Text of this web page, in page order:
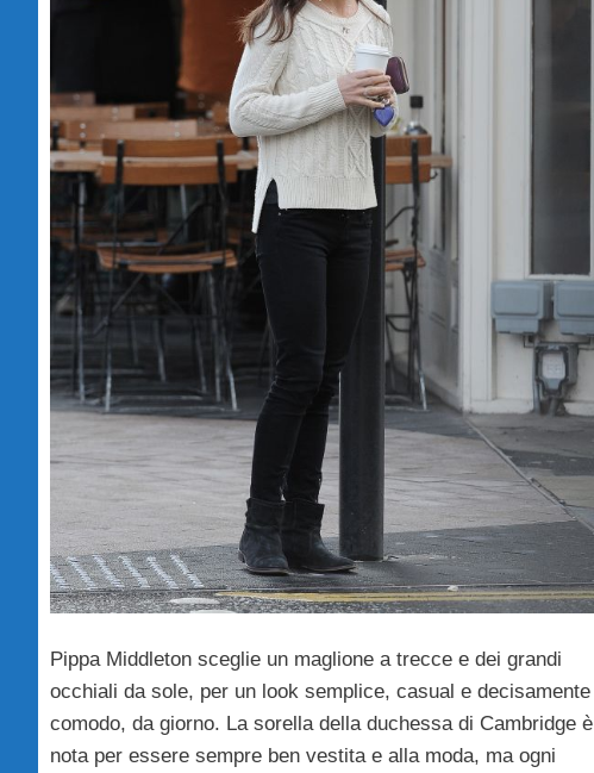
Pippa Middleton sceglie un maglione a trecce e dei grandi
occhiali da sole, per un look semplice, casual e decisamente
comodo, da giorno. La sorella della duchessa di Cambridge è
nota per essere sempre ben vestita e alla moda, ma ogni